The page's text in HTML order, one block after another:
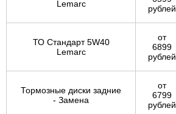
Lemarc
рублей
ТО Стандарт 5W40
Lemarc
от
6899
рублей
Тормозные диски задние
- Замена
от
6799
рублей